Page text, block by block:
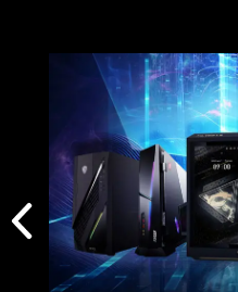
Panel Size26.5"
Panel TypeQD-
Aspect Ratio
16:9
Panel Resolution
Refresh Rate